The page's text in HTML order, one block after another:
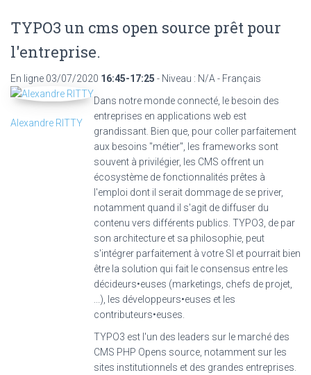
TYPO3 un cms open source prêt pour
l'entreprise.
En ligne 03/07/2020 16:45-17:25 - Niveau : N/A - Français
Dans notre monde connecté, le besoin des
entreprises en applications web est
grandissant. Bien que, pour coller parfaitement
aux besoins "métier", les frameworks sont
souvent à privilégier, les CMS offrent un
écosystème de fonctionnalités prêtes à
l'emploi dont il serait dommage de se priver,
notamment quand il s'agit de diffuser du
contenu vers différents publics. TYPO3, de par
son architecture et sa philosophie, peut
s'intégrer parfaitement à votre SI et pourrait bien
être la solution qui fait le consensus entre les
décideurs•euses (marketings, chefs de projet,
...), les développeurs•euses et les
contributeurs•euses.
TYPO3 est l'un des leaders sur le marché des
CMS PHP Opens source, notamment sur les
sites institutionnels et des grandes entreprises.
Alexandre RITTY